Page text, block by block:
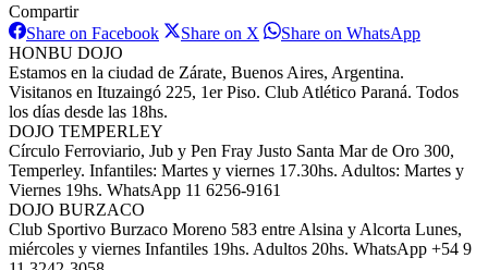
Compartir
Share on FacebookShare
Facebook
Share on X Share
X
Share on WhatsAppShare
HONBU DOJO
Estamos en la ciudad de Zárate, Buenos Aires, Argentina.
Visitanos en Ituzaingó 225, 1er Piso. Club Atlético Paraná. Todos
los días desde las 18hs.
DOJO TEMPERLEY
Círculo Ferroviario, Jub y Pen Fray Justo Santa Mar de Oro 300,
Temperley. Infantiles: Martes y viernes 17.30hs. Adultos: Martes y
Viernes 19hs. WhatsApp 11 6256-9161
DOJO BURZACO
Club Sportivo Burzaco Moreno 583 entre Alsina y Alcorta Lunes,
miércoles y viernes Infantiles 19hs. Adultos 20hs. WhatsApp +54 9